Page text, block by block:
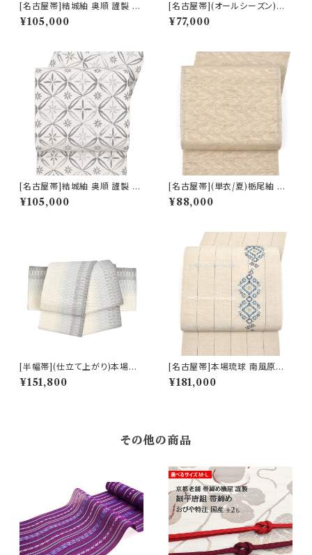
[名古屋帯]結城紬 奥順 謹製 型
紙捺染絣 装飾華文 八寸帯 正絹
日本製(商品番号:22496)
¥105,000
[名古屋帯](オールシーズン)米
沢 近賢織物 謹製 蜃気楼 オー
ロラ 八寸帯 絹×和紙 日本製(商
¥77,000
[名古屋帯]結城紬 奥順 謹製 型
紙捺染絣 七宝文様 八寸帯 正絹
日本製(商品番号:22495)
¥105,000
[名古屋帯](単衣/夏)栃尾紬 天
然柿渋染め 変わり透け紬 九寸
帯 正絹 日本製(商品番号:2250
¥88,000
[半幅帯](仕立て上がり)本場琉
球南風原 ロートン織 名門 丸正
織物 謹製『marumasa.fab』手
¥151,800
[名古屋帯]本場琉球 南風原花
織 現代の名工 大城一夫 作 手
織り 八寸帯 正絹 日本製(商品
¥181,000
その他の商品